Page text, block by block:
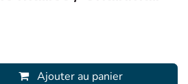
Ajouter au panier